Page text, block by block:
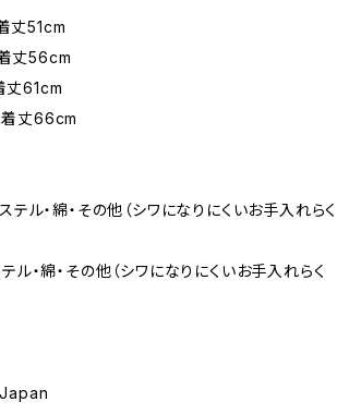
丈51cm
丈56cm
丈61cm
丈66cm
テル・綿・その他（シワになりにくいお手入れらく
ル・綿・その他（シワになりにくいお手入れらく